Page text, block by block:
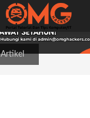
Artikel